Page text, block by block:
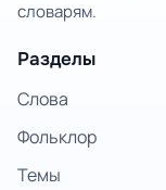
словарям.
Разделы
Слова
Фольклор
Темы